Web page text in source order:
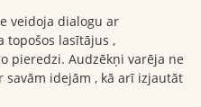
veidoja dialogu ar
topošos lasītājus ,
pieredzi. Audzēkņi varēja ne
idejām , kā arī izjautāt